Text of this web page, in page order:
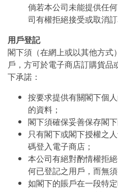
倘若本公司未能提供任
司有權拒絕接受或取消訂
用戶登記
閣下須（在網上或以其他方式
戶，方可於電子商店訂購貨品
下承諾：
按要求提供有關閣下個
的資料；
閣下須確保妥善保存閣
只有閣下或閣下授權之
碼登入電子商店；
本公司有絕對酌情權拒
何已登記之用戶，而無須
如閣下的賬戶在一段特